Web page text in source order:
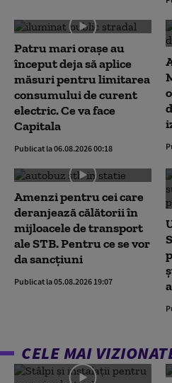
Patru mari orașe au
început deja să aplice
măsuri pentru limitarea
consumului de curent
electric. Ce va face
Capitala
Publicat la 06.08.2026 00:18
Amenzi pentru cei care
deranjează călătorii în
mijloacele de transport
ale STB. Pentru ce se vor
da sancțiuni
Publicat la 05.08.2026 19:07
CELE MAI